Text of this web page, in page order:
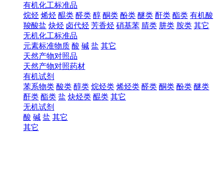
有机化工标准品
烷烃 烯烃 醌类 醛类 醇 酮类 酚类 醚类 酐类 酯类 有机酸
羧酸盐 炔烃 卤代烃 芳香烃 硝基苯 腈类 肼类 胺类 其它
无机化工标准品
元素标准物质 酸 碱 盐 其它
天然产物对照品
天然产物对照药材
有机试剂
苯系物类 酸类 醇类 烷烃类 烯烃类 醛类 酮类 酚类 醚类
酐类 酯类 盐 炔烃类 醌类 其它
无机试剂
酸 碱 盐 其它
其它